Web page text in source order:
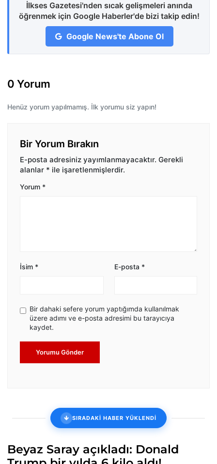
İlkses Gazetesi'nden sıcak gelişmeleri anında
öğrenmek için Google Haberler'de bizi takip edin!
Google News'te Abone Ol
0 Yorum
Henüz yorum yapılmamış. İlk yorumu siz yapın!
Bir Yorum Bırakın
E-posta adresiniz yayımlanmayacaktır. Gerekli
alanlar * ile işaretlenmişlerdir.
Yorum *
İsim * E-posta *
Bir dahaki sefere yorum yaptığımda kullanılmak
üzere adımı ve e-posta adresimi bu tarayıcıya
kaydet.
Yorumu Gönder
SIRADAKİ HABER YÜKLENDİ
Beyaz Saray açıkladı: Donald